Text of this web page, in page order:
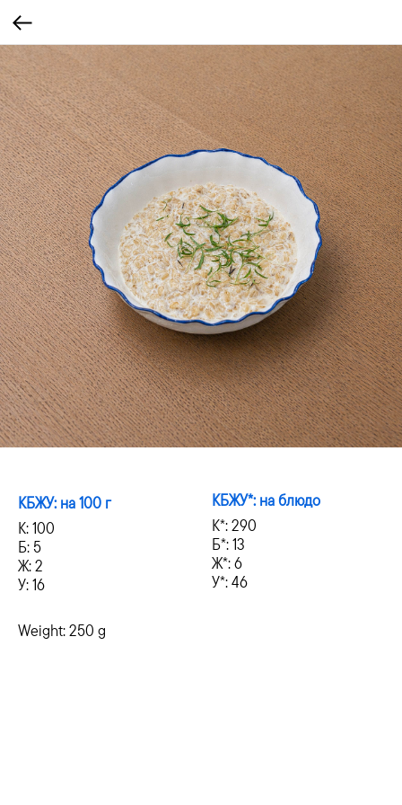
КБЖУ: на 100 г
К: 100
Б: 5
Ж: 2
У: 16
КБЖУ*: на блюдо
К*: 290
Б*: 13
Ж*: 6
У*: 46
Weight: 250 g